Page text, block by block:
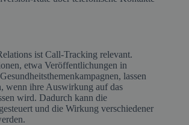
ist Call-Tracking relevant.
etwa Veröffentlichungen in
lassen
wenn ihre Auswirkung auf das
wird. Dadurch kann die
und die Wirkung verschiedener